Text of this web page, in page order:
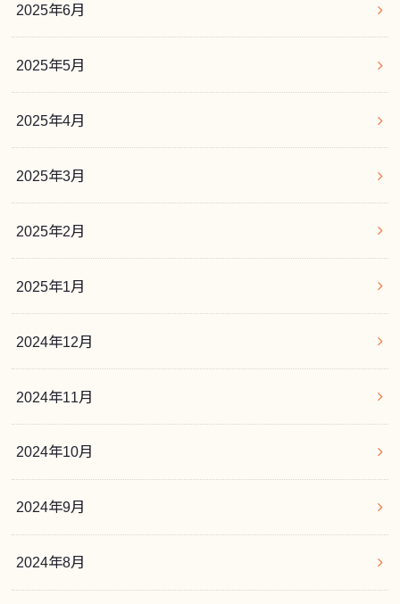
2025年6月
2025年5月
2025年4月
2025年3月
2025年2月
2025年1月
2024年12月
2024年11月
2024年10月
2024年9月
2024年8月